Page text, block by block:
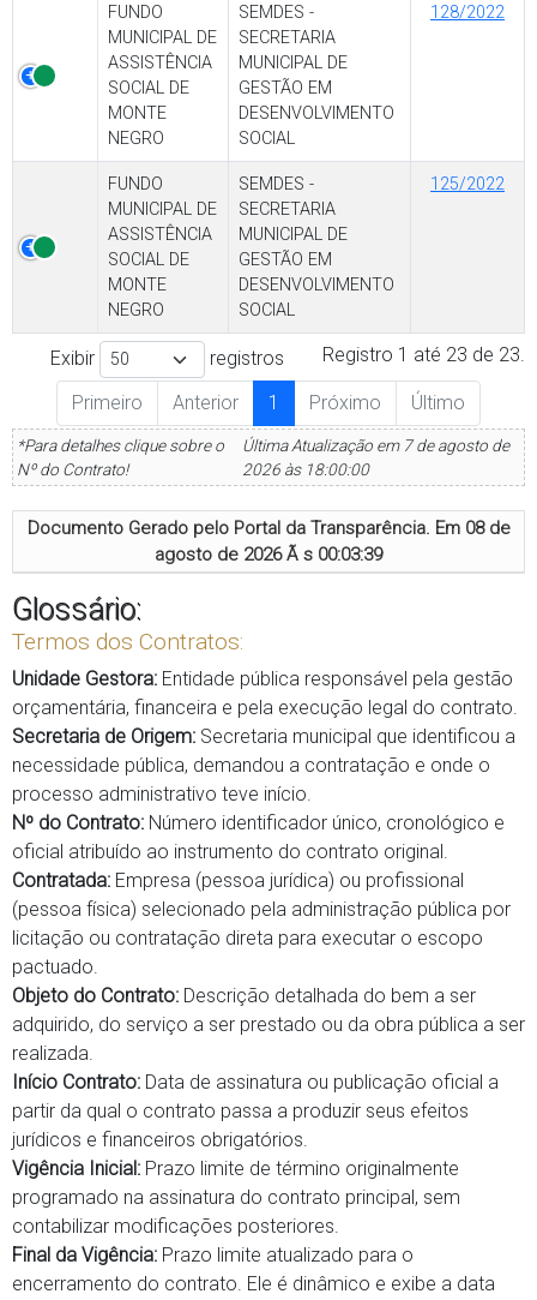
FUNDO
MUNICIPAL DE
ASSISTÊNCIA
SOCIAL DE
MONTE
NEGRO
SEMDES -
SECRETARIA
MUNICIPAL DE
GESTÃO EM
DESENVOLVIMENTO
SOCIAL
128/2022
FUNDO
MUNICIPAL DE
ASSISTÊNCIA
SOCIAL DE
MONTE
NEGRO
SEMDES -
SECRETARIA
MUNICIPAL DE
GESTÃO EM
DESENVOLVIMENTO
SOCIAL
125/2022
Registro 1 até 23 de 23.
Exibir
registros
Primeiro
Anterior 1 Próximo Último
*Para detalhes clique sobre o
Nº do Contrato!
Última Atualização em 7 de agosto de
2026 às 18:00:00
Documento Gerado pelo Portal da Transparência. Em 08 de
agosto de 2026 Ã s 00:03:39
Glossário:
Termos dos Contratos:
Unidade Gestora: Entidade pública responsável pela gestão
orçamentária, financeira e pela execução legal do contrato.
Secretaria de Origem: Secretaria municipal que identificou a
necessidade pública, demandou a contratação e onde o
processo administrativo teve início.
Nº do Contrato: Número identificador único, cronológico e
oficial atribuído ao instrumento do contrato original.
Contratada: Empresa (pessoa jurídica) ou profissional
(pessoa física) selecionado pela administração pública por
licitação ou contratação direta para executar o escopo
pactuado.
Objeto do Contrato: Descrição detalhada do bem a ser
adquirido, do serviço a ser prestado ou da obra pública a ser
realizada.
Início Contrato: Data de assinatura ou publicação oficial a
partir da qual o contrato passa a produzir seus efeitos
jurídicos e financeiros obrigatórios.
Vigência Inicial: Prazo limite de término originalmente
programado na assinatura do contrato principal, sem
contabilizar modificações posteriores.
Final da Vigência: Prazo limite atualizado para o
encerramento do contrato. Ele é dinâmico e exibe a data